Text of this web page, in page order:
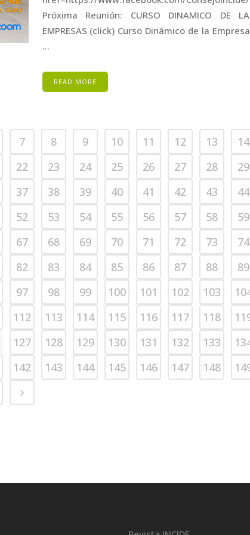
Próxima Reunión: CURSO DINAMICO DE
EMPRESAS (click) Curso Dinámico de la
...
READ MORE
7 8 9 10 11 12 13
14
22 23 24 25 26 27 28
29
37 38 39 40 41 42 43
44
52 53 54 55 56 57 58
59
67 68 69 70 71 72 73
74
82 83 84 85 86 87 88
89
97 98 99 100 101 102 103
112 113 114 115 116 117 118
127 128 129 130 131 132 133
142 143 144 145 146 147 148